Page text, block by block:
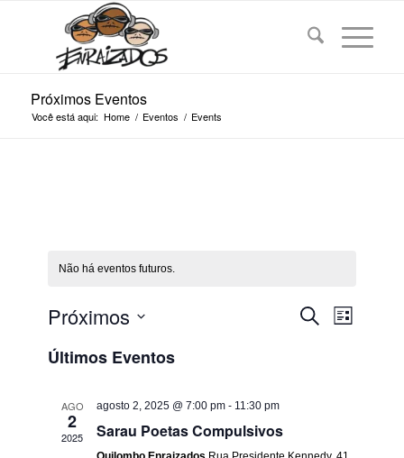
Próximos Eventos
Você está aqui: Home / Eventos / Events
Não há eventos futuros.
Pesquisa
de
Procurar
do
Lista
Próximos
a
Últimos Eventos
AGO
2
2025
agosto 2, 2025 @ 7:00 pm - 11:30 pm
Sarau Poetas Compulsivos